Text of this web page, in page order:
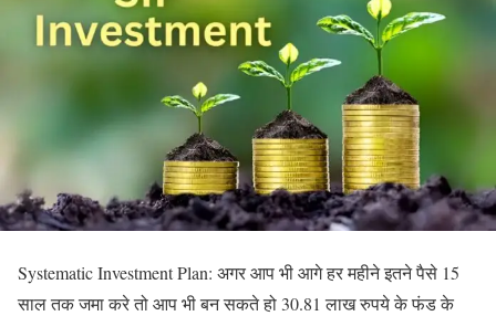
Systematic Investment Plan: अगर आप भी आगे हर महीने इतने पैसे 15
साल तक जमा करे तो आप भी बन सकते हो 30.81 लाख रुपये के फंड के